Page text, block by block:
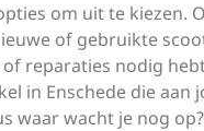
om uit te kiezen.
of gebruikte
reparaties nodig
in Enschede die aan
waar wacht je nog